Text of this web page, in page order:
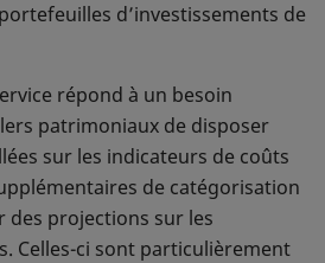
d’investissements de
répond à un besoin
patrimoniaux de disposer
sur les indicateurs de coûts
de catégorisation
projections sur les
Celles-ci sont particulièrement